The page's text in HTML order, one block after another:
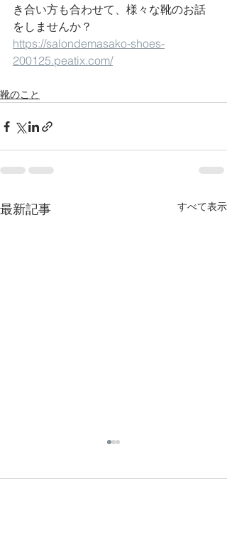
き合い方も合わせて、様々な靴のお話
をしませんか？
https://salondemasako-shoes-
200125.peatix.com/
靴のこと
最新記事 すべて表示